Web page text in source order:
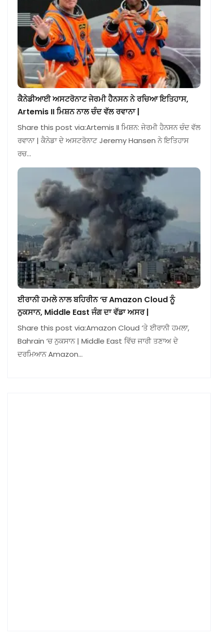
ਕੈਨੇਡੀਆਈ ਅਸਟਰੋਨਾਟ ਜੇਰਮੀ ਹੈਨਸਨ ਨੇ ਰਚਿਆ ਇਤਿਹਾਸ,
Artemis II ਮਿਸ਼ਨ ਨਾਲ ਚੰਦ ਵੱਲ ਰਵਾਨਾ |
Share this post via:Artemis II ਮਿਸ਼ਨ: ਜੇਰਮੀ ਹੈਨਸਨ ਚੰਦ ਵੱਲ
ਰਵਾਨਾ | ਕੈਨੇਡਾ ਦੇ ਅਸਟਰੋਨਾਟ Jeremy Hansen ਨੇ ਇਤਿਹਾਸ
ਰਚ…
ਈਰਾਨੀ ਹਮਲੇ ਨਾਲ ਬਹਿਰੀਨ ‘ਚ Amazon Cloud ਨੂੰ
ਨੁਕਸਾਨ, Middle East ਜੰਗ ਦਾ ਵੱਡਾ ਅਸਰ |
Share this post via:Amazon Cloud ‘ਤੇ ਈਰਾਨੀ ਹਮਲਾ,
Bahrain ‘ਚ ਨੁਕਸਾਨ | Middle East ਵਿੱਚ ਜਾਰੀ ਤਣਾਅ ਦੇ
ਦਰਮਿਆਨ Amazon…